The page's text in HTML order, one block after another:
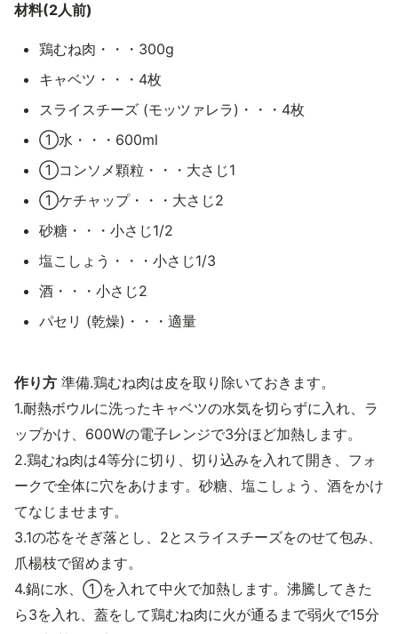
材料(2人前)
鶏むね肉・・・300g
キャベツ・・・4枚
スライスチーズ (モッツァレラ)・・・4枚
①水・・・600ml
①コンソメ顆粒・・・大さじ1
①ケチャップ・・・大さじ2
砂糖・・・小さじ1/2
塩こしょう・・・小さじ1/3
酒・・・小さじ2
パセリ (乾燥)・・・適量
作り方 準備.鶏むね肉は皮を取り除いておきます。
1.耐熱ボウルに洗ったキャベツの水気を切らずに入れ、ラ
ップかけ、600Wの電子レンジで3分ほど加熱します。
2.鶏むね肉は4等分に切り、切り込みを入れて開き、フォ
ークで全体に穴をあけます。砂糖、塩こしょう、酒をかけ
てなじませます。
3.1の芯をそぎ落とし、2とスライスチーズをのせて包み、
爪楊枝で留めます。
4.鍋に水、①を入れて中火で加熱します。沸騰してきた
ら3を入れ、蓋をして鶏むね肉に火が通るまで弱火で15分